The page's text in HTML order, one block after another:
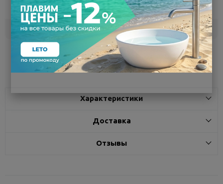
сегодня
Белгород под заказ 3 - 7 дней
Поделиться
Характеристики
Доставка
Отзывы